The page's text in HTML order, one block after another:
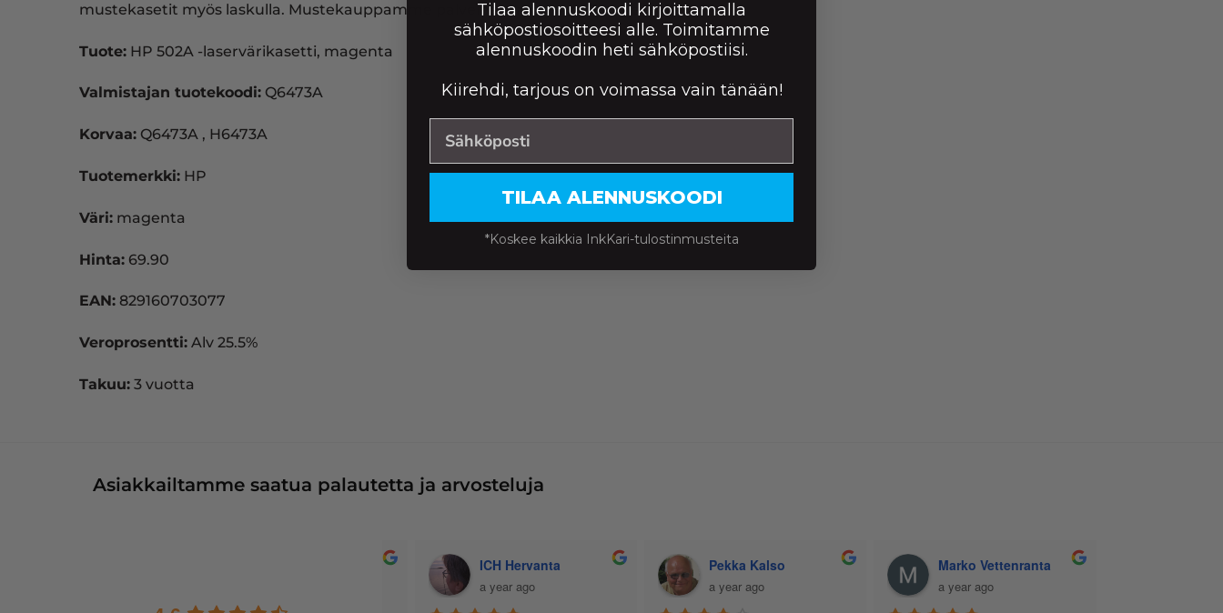
mustekasetit myös laskulla. Mustekauppamme palvelee sinua myös Tampereella.
Tuote: HP 502A -laservärikasetti, magenta
Valmistajan tuotekoodi: Q6473A
Korvaa: Q6473A , H6473A
Tuotemerkki: HP
Väri: magenta
Hinta: 69.90
EAN: 829160703077
Veroprosentti: Alv 25.5%
Takuu: 3 vuotta
Asiakkailtamme saatua palautetta ja arvosteluja
ICH Hervanta
a year ago
Pekka Kalso
a year ago
Marko Vettenranta
a year ago
Tilaa alennuskoodi kirjoittamalla
sähköpostiosoitteesi alle. Toimitamme
alennuskoodin heti sähköpostiisi.
Kiirehdi, tarjous on voimassa vain tänään!
TILAA ALENNUSKOODI
*Koskee kaikkia InkKari-tulostinmusteita